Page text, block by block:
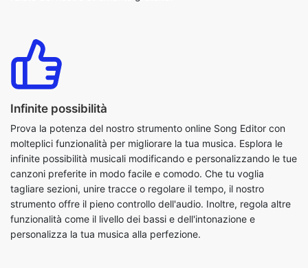
Infinite possibilità
Prova la potenza del nostro strumento online Song Editor con
molteplici funzionalità per migliorare la tua musica. Esplora le
canzoni preferite in modo facile e comodo. Che tu voglia
tagliare sezioni, unire tracce o regolare il tempo, il nostro
strumento offre il pieno controllo dell'audio. Inoltre, regola altre
funzionalità come il livello dei bassi e dell'intonazione e
personalizza la tua musica alla perfezione.